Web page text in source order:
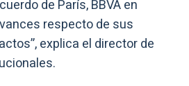
de París, BBVA en
respecto de sus
explica el director de